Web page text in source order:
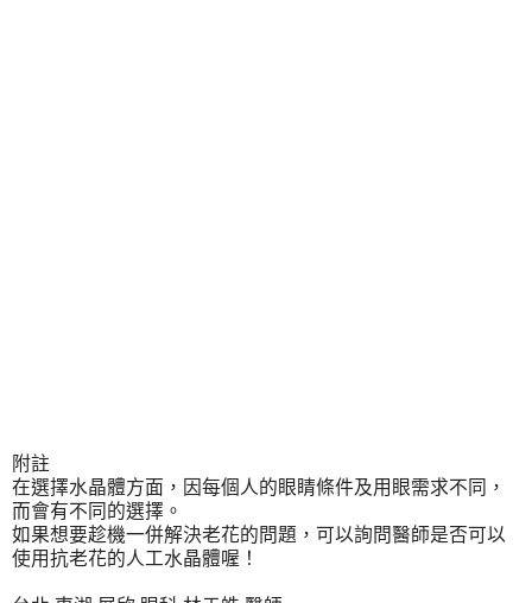
附註
在選擇水晶體方面，因每個人的眼睛條件及用眼需求不同，
而會有不同的選擇。
如果想要趁機一併解決老花的問題，可以詢問醫師是否可以
使用抗老花的人工水晶體喔！